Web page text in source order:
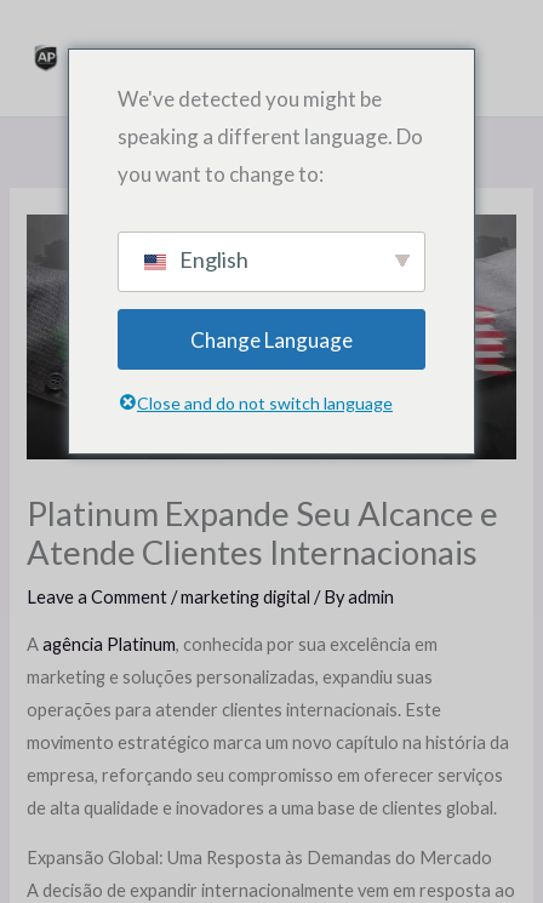
ਲਈ
Platinum Expande Seu Alcance e
Atende Clientes Internacionais
Leave a Comment /marketing digital / Byadmin
Aagência Platinum, conhecida por sua excelência em
marketing e soluções personalizadas, expandiu suas
operações para atender clientes internacionais. Este
movimento estratégico marca um novo capítulo na história da
empresa, reforçando seu compromisso em oferecer serviços
de alta qualidade e inovadores a uma base de clientes global.
Expansão Global: Uma Resposta às Demandas do Mercado
A decisão de expandir internacionalmente vem em resposta ao
We've detected you might be
speaking a different language. Do
you want to change to:
English
Change Language
Close and do not switch language